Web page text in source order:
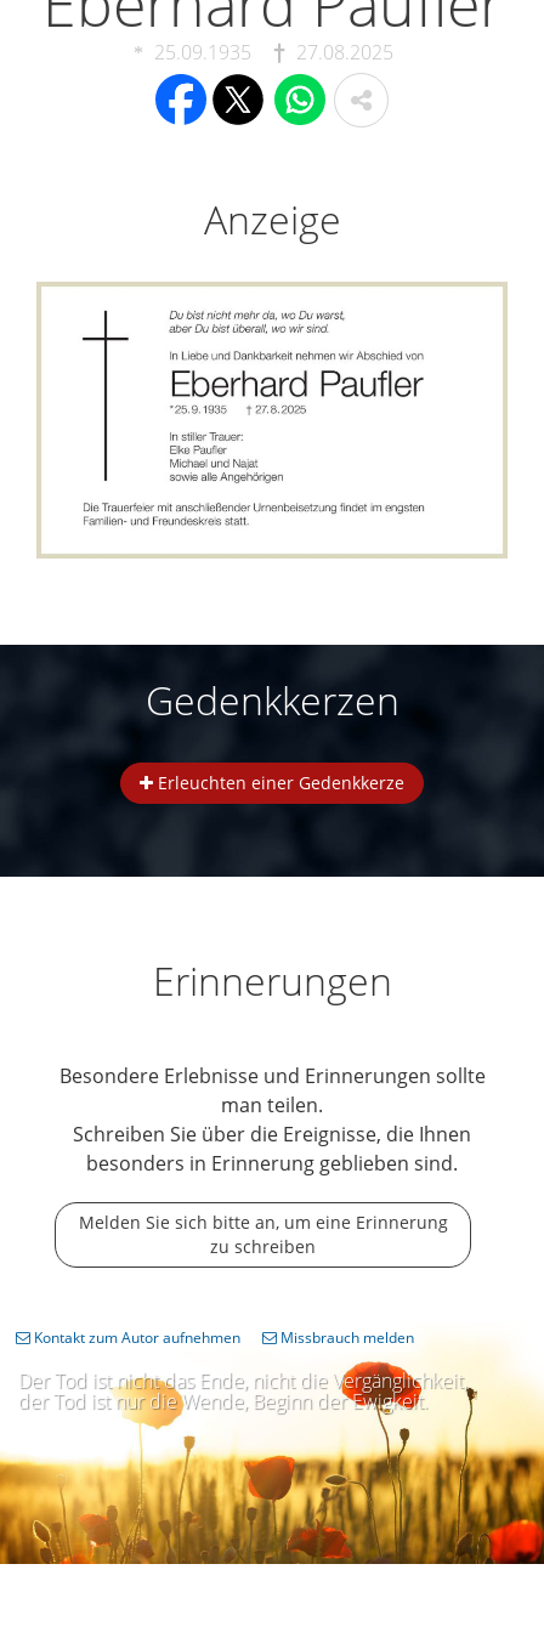
25.09.1935 27.08.2025
Anzeige
Gedenkkerzen
Erleuchten einer Gedenkkerze
Erinnerungen
Besondere Erlebnisse und Erinnerungen sollte
man teilen.
Schreiben Sie über die Ereignisse, die Ihnen
besonders in Erinnerung geblieben sind.
Melden Sie sich bitte an, um eine Erinnerung
zu schreiben
Der Tod ist nicht das Ende, nicht die Vergänglichkeit,
der Tod ist nur die Wende, Beginn der Ewigkeit.
Kontakt zum Autor aufnehmen Missbrauch melden